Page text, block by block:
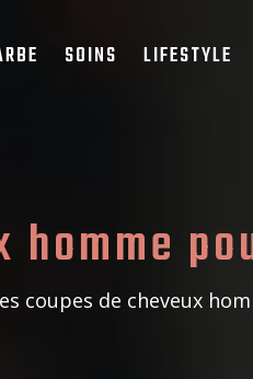
SOINS LIFESTYLE
homme
coupes de cheveux